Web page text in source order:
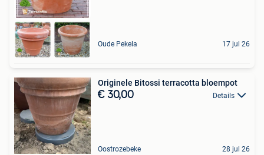
Oude Pekela 17 jul 26
Originele Bitossi terracotta bloempot
€ 30,00 Details
Oostrozebeke 28 jul 26